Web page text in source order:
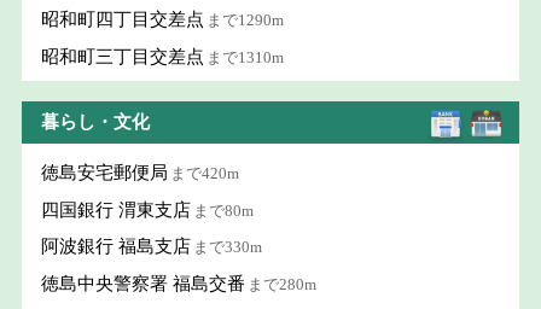
昭和町四丁目交差点 まで1290m
昭和町三丁目交差点 まで1310m
暮らし・文化
徳島安宅郵便局 まで420m
四国銀行 渭東支店 まで80m
阿波銀行 福島支店 まで330m
徳島中央警察署 福島交番 まで280m